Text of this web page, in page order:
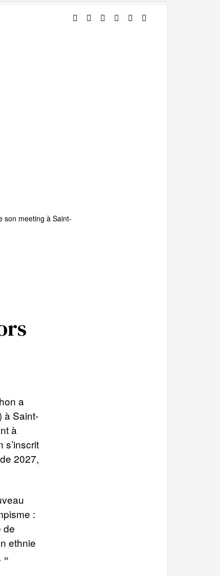
a
à Saint-
à
2027,
:
de
ethnie
»